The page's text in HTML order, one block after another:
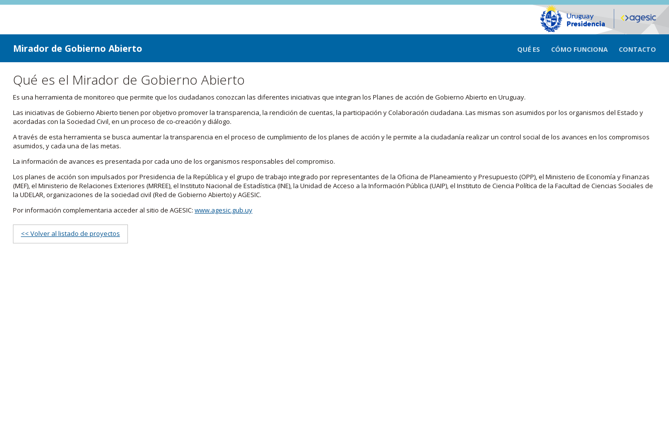
ir a contenido
ir al menú
Mirador de Gobierno Abierto QUÉ ES CÓMO FUNCIONA CONTACTO
Qué es el Mirador de Gobierno Abierto
Es una herramienta de monitoreo que permite que los ciudadanos conozcan las diferentes iniciativas que integran los Planes de acción de Gobierno Abierto en Uruguay.
Las iniciativas de Gobierno Abierto tienen por objetivo promover la transparencia, la rendición de cuentas, la participación y Colaboración ciudadana. Las mismas son asumidos por los organismos del Estado y
acordadas con la Sociedad Civil, en un proceso de co-creación y diálogo.
A través de esta herramienta se busca aumentar la transparencia en el proceso de cumplimiento de los planes de acción y le permite a la ciudadanía realizar un control social de los avances en los compromisos
asumidos, y cada una de las metas.
La información de avances es presentada por cada uno de los organismos responsables del compromiso.
Los planes de acción son impulsados por Presidencia de la República y el grupo de trabajo integrado por representantes de la Oficina de Planeamiento y Presupuesto (OPP), el Ministerio de Economía y Finanzas
(MEF), el Ministerio de Relaciones Exteriores (MRREE), el Instituto Nacional de Estadística (INE), la Unidad de Acceso a la Información Pública (UAIP), el Instituto de Ciencia Política de la Facultad de Ciencias Sociales de
la UDELAR, organizaciones de la sociedad civil (Red de Gobierno Abierto) y AGESIC.
Por información complementaria acceder al sitio de AGESIC: www.agesic.gub.uy
<< Volver al listado de proyectos